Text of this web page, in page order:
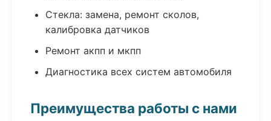
Стекла: замена, ремонт сколов,
калибровка датчиков
Ремонт акпп и мкпп
Диагностика всех систем автомобиля
Преимущества работы с нами